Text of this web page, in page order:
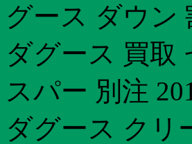
グース ダウン
ダグース 買取
スパー 別注
ダグース クリ